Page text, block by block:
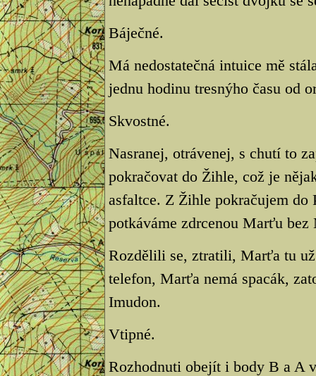
Báječné.
Má nedostatečná intuice mě
jednu hodinu tresnýho času od
Skvostné.
Nasranej, otrávenej, s chutí to
pokračovat do Žihle, což je
asfaltce. Z Žihle pokračujem
potkáváme zdrcenou Marťu
Rozdělili se, ztratili, Marťa tu
telefon, Marťa nemá spacák,
Imudon.
Vtipné.
Rozhodnuti obejít i body B a A